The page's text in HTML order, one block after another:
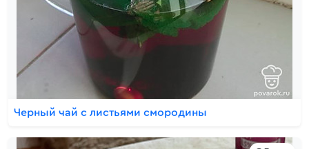
Черный чай с листьями смородины